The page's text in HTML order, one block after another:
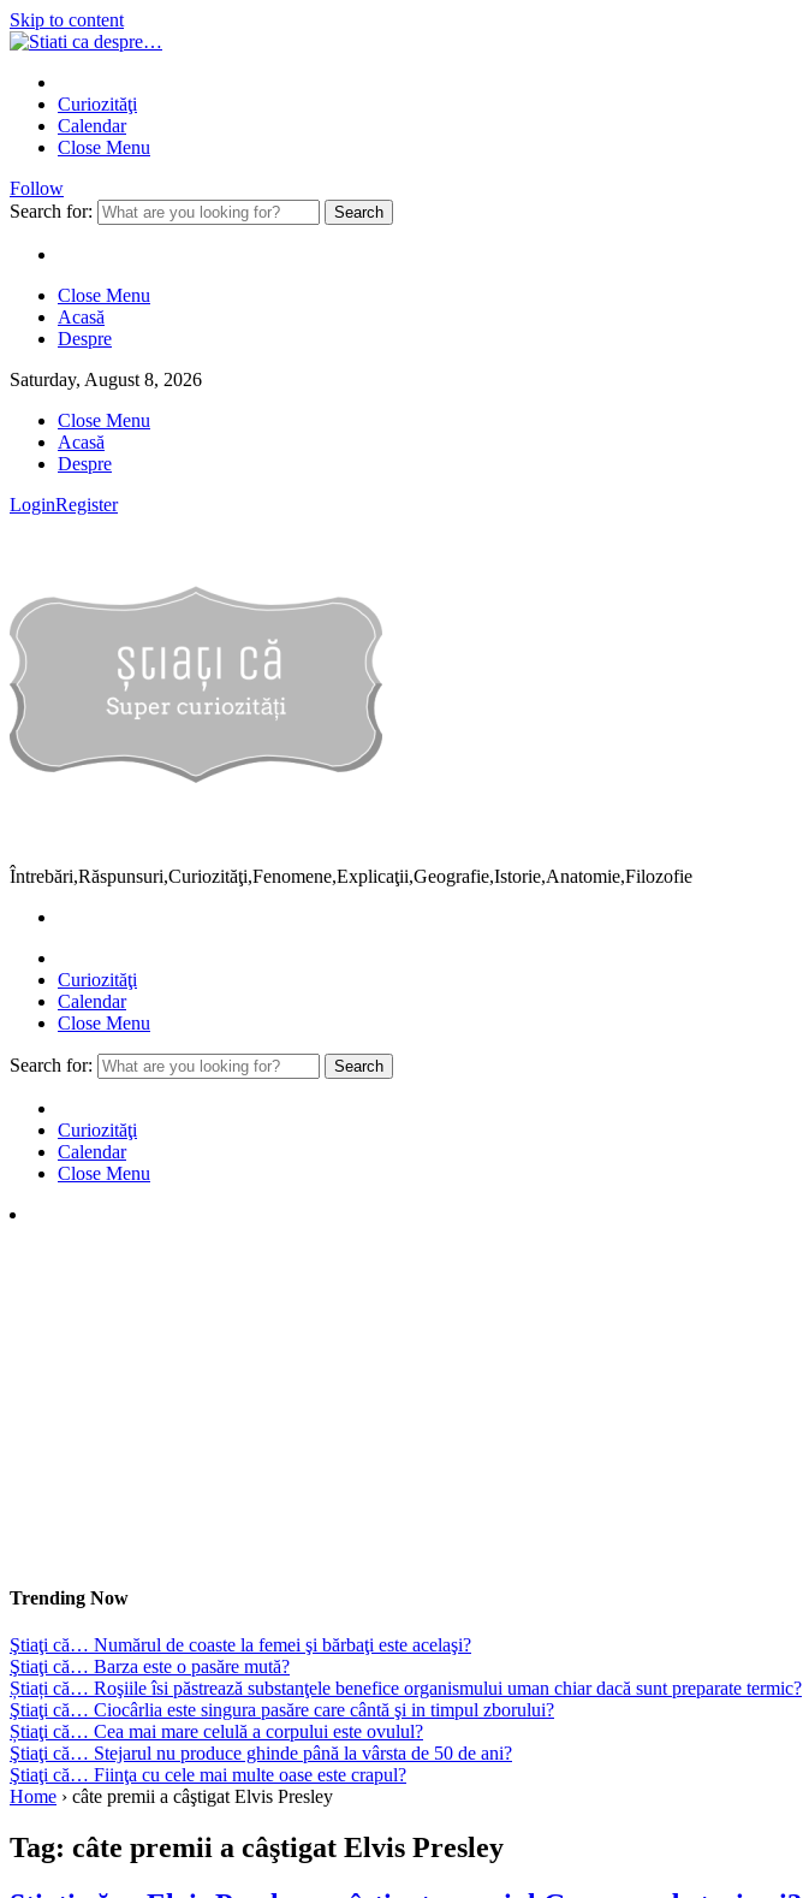
Skip to content
Curiozităţi
Calendar
Close Menu
Follow
Search for:
Close Menu
Acasă
Despre
Saturday, August 8, 2026
Close Menu
Acasă
Despre
LoginRegister
Întrebări,Răspunsuri,Curiozităţi,Fenomene,Explicaţii,Geografie,Istorie,Anatomie,Filozofie
Curiozităţi
Calendar
Close Menu
Search for:
Curiozităţi
Calendar
Close Menu
Trending Now
Ştiaţi că… Numărul de coaste la femei şi bărbaţi este acelaşi?
Ştiaţi că… Barza este o pasăre mută?
Știați că… Roşiile îsi păstrează substanţele benefice organismului uman chiar dacă sunt preparate termic?
Ştiaţi că… Ciocârlia este singura pasăre care cântă şi in timpul zborului?
Știaţi că… Cea mai mare celulă a corpului este ovulul?
Ştiaţi că… Stejarul nu produce ghinde până la vârsta de 50 de ani?
Ştiaţi că… Fiinţa cu cele mai multe oase este crapul?
Home › câte premii a câştigat Elvis Presley
Tag: câte premii a câştigat Elvis Presley